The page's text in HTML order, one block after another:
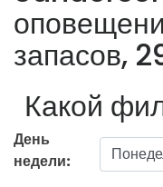
запасов,
Какой
День
недели: